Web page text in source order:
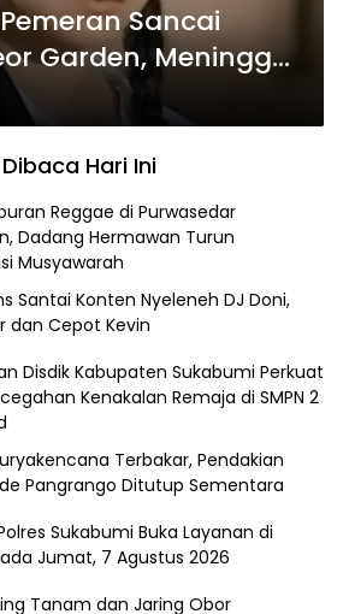
Sancai
Garden, Meninggal
48 Tahun
Hari Ini
Reggae di Purwasedar
Dadang Hermawan Turun
Musyawarah
Santai Konten Nyeleneh DJ Doni,
dan Cepot Kevin
Disdik Kabupaten Sukabumi Perkuat
Kenakalan Remaja di SMPN 2
Terbakar, Pendakian
Pangrango Ditutup Sementara
Sukabumi Buka Layanan di
Jumat, 7 Agustus 2026
Tanam dan Jaring Obor